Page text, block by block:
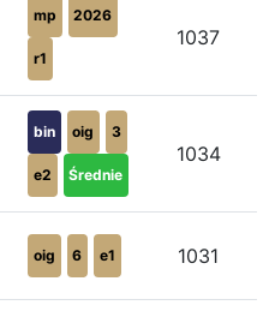
mp 2026
r1
1037
bin oig 3
e2 Średnie
1034
oig 6 e1 1031